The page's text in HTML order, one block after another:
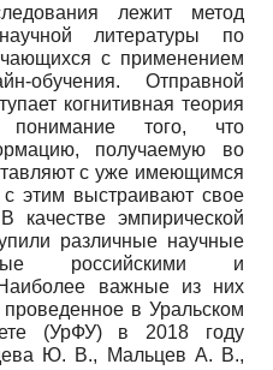
лежит метод
литературы по
с применением
обучения. Отправной
когнитивная теория
того, что
получаемую во
с уже имеющимся
этим выстраивают свое
качестве эмпирической
различные научные
российскими и
важные из них
в Уральском
(УрФУ) в 2018 году
Ю. В., Мальцев А. В.,